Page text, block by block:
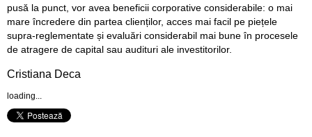
pusă la punct, vor avea beneficii corporative considerabile: o mai
mare încredere din partea clienților, acces mai facil pe piețele
supra-reglementate și evaluări considerabil mai bune în procesele
de atragere de capital sau audituri ale investitorilor.
Cristiana Deca
loading...